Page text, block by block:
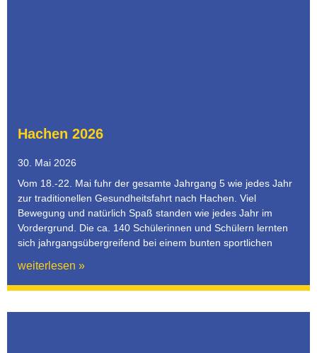
Hachen 2026
30. Mai 2026
Vom 18.-22. Mai fuhr der gesamte Jahrgang 5 wie jedes Jahr
zur traditionellen Gesundheitsfahrt nach Hachen. Viel
Bewegung und natürlich Spaß standen wie jedes Jahr im
Vordergrund. Die ca. 140 Schülerinnen und Schülern lernten
sich jahrgangsübergreifend bei einem bunten sportlichen
weiterlesen »